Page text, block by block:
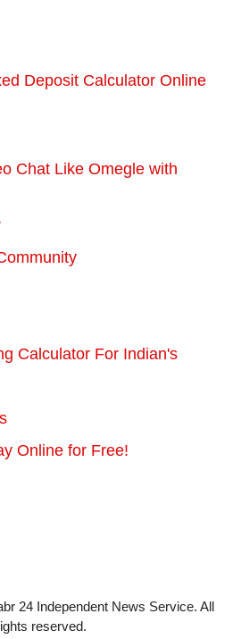
Deposit Calculator Online
Chat Like Omegle with
Calculator For Indian's
Online for Free!
24 Independent News Service. All
reserved.